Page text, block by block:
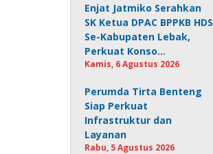
Enjat Jatmiko Serahkan
SK Ketua DPAC BPPKB HDS
Se-Kabupaten Lebak,
Perkuat Konso…
Kamis, 6 Agustus 2026
Perumda Tirta Benteng
Siap Perkuat
Infrastruktur dan
Layanan
Rabu, 5 Agustus 2026